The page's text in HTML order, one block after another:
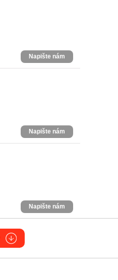
Napište nám
Napište nám
Napište nám